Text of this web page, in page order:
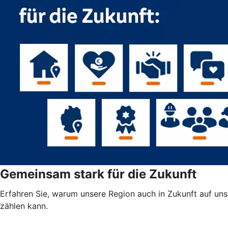
Gemeinsam stark für die Zukunft
Erfahren Sie, warum unsere Region auch in Zukunft auf uns
zählen kann.